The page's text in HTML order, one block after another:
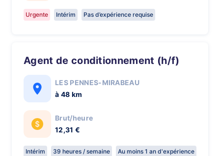
Urgente Intérim Pas d’expérience requise
Agent de conditionnement (h/f)
LES PENNES-MIRABEAU
à 48 km
Brut/heure
12,31 €
Intérim 39 heures / semaine Au moins 1 an d'expérience